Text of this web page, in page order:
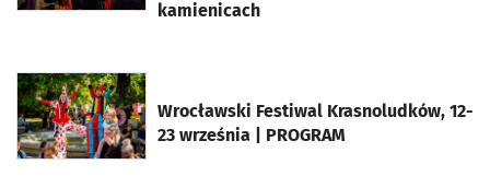
kamienicach
Wrocławski Festiwal Krasnoludków, 12-
23 września | PROGRAM
otworzy się w nowej karcie